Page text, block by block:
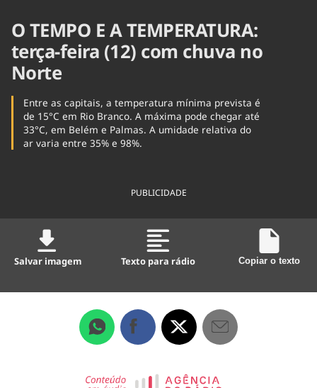
O TEMPO E A TEMPERATURA:
terça-feira (12) com chuva no
Norte
Entre as capitais, a temperatura mínima prevista é
de 15°C em Rio Branco. A máxima pode chegar até
33°C, em Belém e Palmas. A umidade relativa do
ar varia entre 35% e 98%.
PUBLICIDADE
Salvar imagem Texto para rádio Copiar o texto